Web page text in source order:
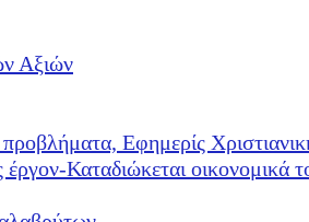
Αξιών
προβλήματα, Εφημερίς
έργον-Καταδιώκεται